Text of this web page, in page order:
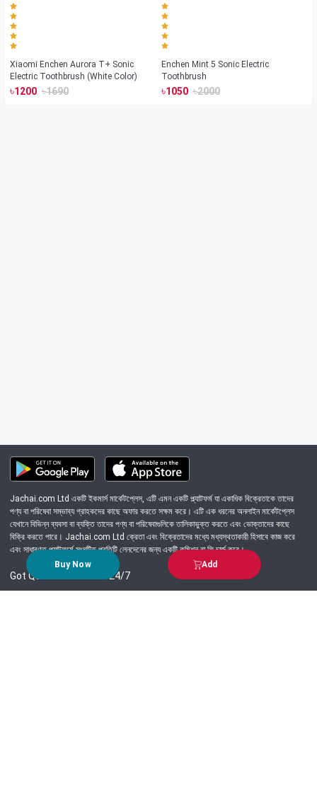
Buy Now Add
Xiaomi Enchen Aurora T+ Sonic
Electric Toothbrush (White Color)
৳1200 ৳1690
Enchen Mint 5 Sonic Electric
Toothbrush
৳1050 ৳2000
Jachai.com Ltd একটি ইকমার্স মার্কেটপ্লেস, এটি এমন একটি প্ল্যাটফর্ম যা একাধিক বিক্রেতাকে তাদের
পণ্য বা পরিষেবা সম্ভাব্য গ্রাহকদের কাছে অফার করতে সক্ষম করে। এটি এক ধরনের অনলাইন মার্কেটপ্লেস
যেখানে বিভিন্ন ব্যবসা বা ব্যক্তি তাদের পণ্য বা পরিষেবাগুলিকে তালিকাভুক্ত করতে এবং ভোক্তাদের কাছে
বিক্রি করতে পারে। Jachai.com Ltd ক্রেতা এবং বিক্রেতাদের মধ্যে মধ্যস্থতাকারী হিসাবে কাজ করে
এবং সাধারণত প্ল্যাটফর্মে সংঘটিত প্রতিটি লেনদেনের জন্য একটি কমিশন বা ফি চার্জ করে।
Got Question? Call us 24/7